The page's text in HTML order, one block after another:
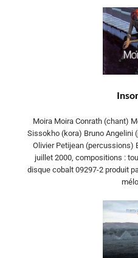
Moira Moira Conrath (chant)
Sissokho (kora) Bruno Angelini
Olivier Petijean (percussions)
juillet 2000, compositions :
disque cobalt 09297-2 produit